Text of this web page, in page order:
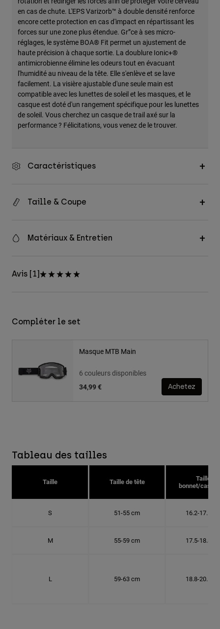
en cas de chute. L'EPS Varizorb™ à double densité renforce
encore cette protection en cas d'impact en répartissant les
forces sur une zone plus étendue. Gr”ce à ses micro-
réglages, le système BOA® Fit permet un ajustement de
haute précision à chaque sortie. La doublure Ionic+®
antimicrobienne élimine les odeurs tout en évacuant
l'humidité au niveau de la tête. Elle s'enlève et se lave
facilement. La visière ajustable d'une seule main est
compatible avec les lunettes de soleil et les masques, et le
casque est doté d'un rangement spécifique pour les lunettes
de soleil. Vous cherchez un casque de trail axé sur la
performance ? Félicitations, vous venez de le trouver.
Caractéristiques
Taille & Coupe
Matériaux & Entretien
Avis [1]
Compléter le set
Masque MTB Main
6 couleurs disponibles
34,99 €
Achetez
Tableau des tailles
Taille Taille de tête
Taille
bonnet/
S 51-55 cm 16.2-17.5
M 55-59 cm 17.5-18.8
L 59-63 cm 18.8-20.1